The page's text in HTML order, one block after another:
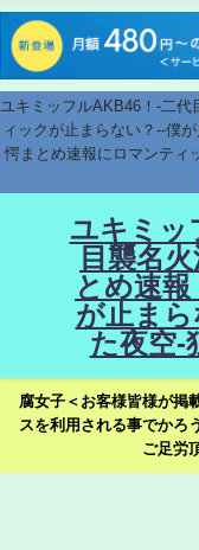
ユキミッフルAKB46！-二
ィックが止まらない？--僕
愕まとめ速報にロマンティ
ユキミッ
目襲名
とめ速
が止ま
た夜空-
腐女子＜お客様皆様が掲
スを利用される事でかろ
ご足労